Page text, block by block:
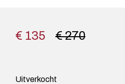
€ 270
€ 135
Uitverkocht